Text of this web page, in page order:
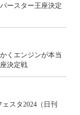
ースター王座決定
くエンジンが本当
決定戦
スタ2024（日刊